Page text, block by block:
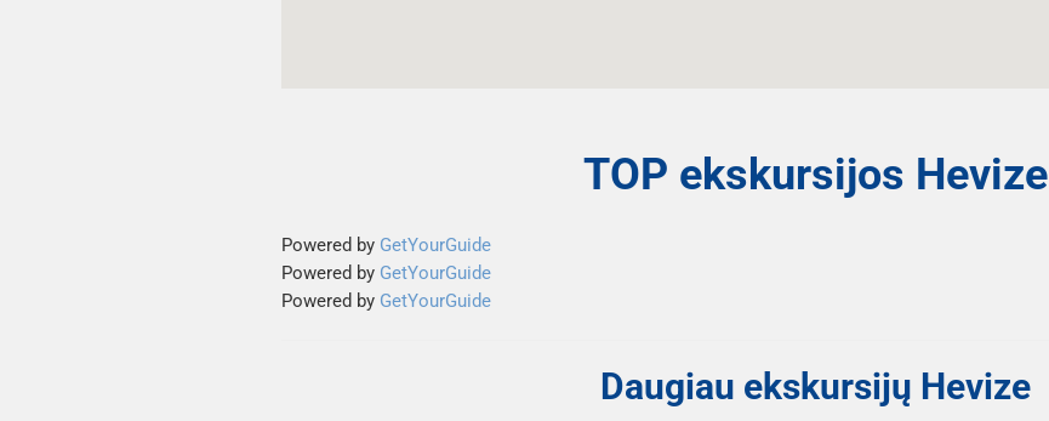
TOP ekskursijos Hevize
Powered by GetYourGuide
Powered by GetYourGuide
Powered by GetYourGuide
Daugiau ekskursijų Hevize